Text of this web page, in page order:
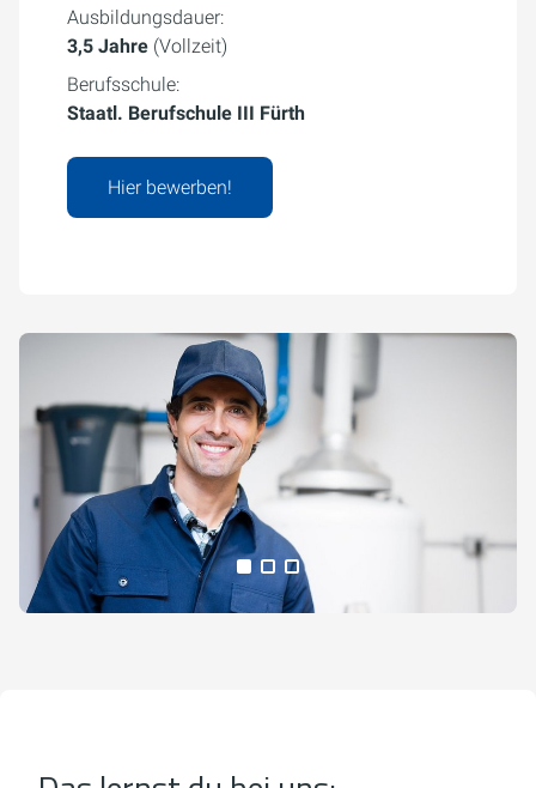
Ausbildungsdauer:
3,5 Jahre (Vollzeit)
Berufsschule:
Staatl. Berufschule III Fürth
Hier bewerben!